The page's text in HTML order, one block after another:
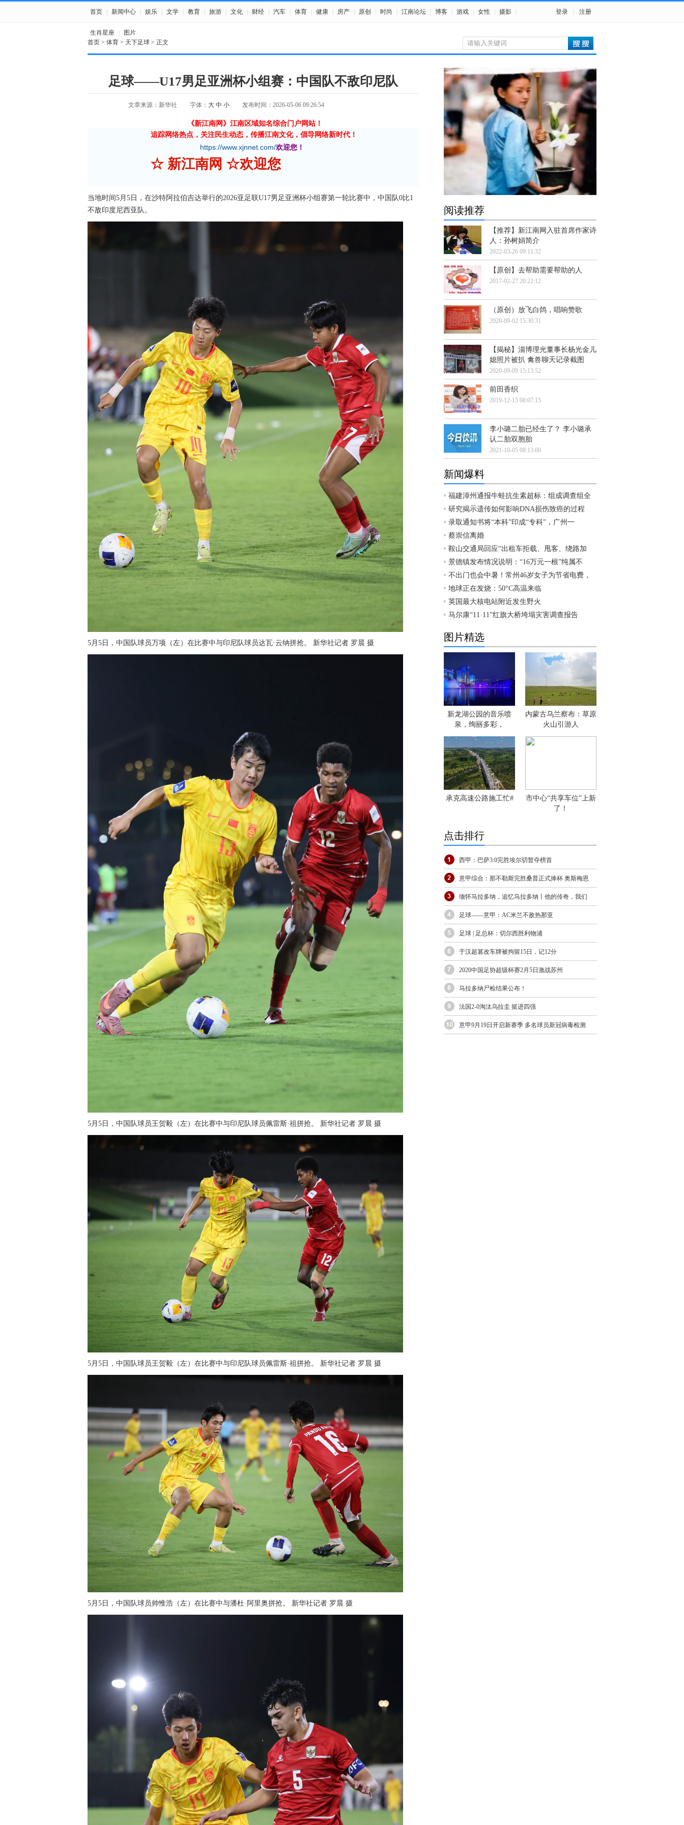
首页 新闻中心 娱乐 文学 教育 旅游 文化 财经 汽车 体育 健康 房产 原创 时尚 江南论坛 博客 游戏 女性 摄影
生肖星座 图片
登录 注册
首页 > 体育 > 天下足球 > 正文
足球——U17男足亚洲杯小组赛：中国队不敌印尼队
文章来源：新华社 字体： 大 中 小 发布时间：2026-05-06 09:26:54
《新江南网》江南区域知名综合门户网站！
追踪网络热点，关注民生动态，传播江南文化，倡导网络新时代！
https://www.xjnnet.com/欢迎您！
☆ 新江南网 ☆欢迎您
当地时间5月5日，在沙特阿拉伯吉达举行的2026亚足联U17男足亚洲杯小组赛第一轮比赛中，中国队0比1
不敌印度尼西亚队。
5月5日，中国队球员万项（左）在比赛中与印尼队球员达瓦·云纳拼抢。 新华社记者 罗晨 摄
5月5日，中国队球员王贺毅（左）在比赛中与印尼队球员佩雷斯·祖拼抢。 新华社记者 罗晨 摄
5月5日，中国队球员王贺毅（左）在比赛中与印尼队球员佩雷斯·祖拼抢。 新华社记者 罗晨 摄
5月5日，中国队球员帅惟浩（左）在比赛中与潘杜·阿里奥拼抢。 新华社记者 罗晨 摄
阅读推荐
【推荐】新江南网入驻首席作家诗
人：孙树娟简介
2022-03-26 09:11:32
【原创】去帮助需要帮助的人
2017-02-27 20:22:12
（原创）放飞白鸽，唱响赞歌
2020-09-02 15:30:31
【揭秘】淄博理光董事长杨光金儿
媳照片被扒 禽兽聊天记录截图
2020-09-09 15:13:52
前田香织
2019-12-15 08:07:15
李小璐二胎已经生了？ 李小璐承
认二胎双胞胎
2021-10-05 08:13:00
新闻爆料
福建漳州通报牛蛙抗生素超标：组成调查组全
研究揭示遗传如何影响DNA损伤致癌的过程
录取通知书将“本科”印成“专科”，广州一
蔡崇信离婚
鞍山交通局回应“出租车拒载、甩客、绕路加
景德镇发布情况说明：“16万元一根”纯属不
不出门也会中暑！常州46岁女子为节省电费，
地球正在发烧：50°C高温来临
英国最大核电站附近发生野火
马尔康“11·11”红旗大桥垮塌灾害调查报告
图片精选
新龙湖公园的音乐喷
泉，绚丽多彩，
内蒙古乌兰察布：草原
火山引游人
承克高速公路施工忙#
市中心“共享车位”上新
了！
点击排行
西甲：巴萨3:0完胜埃尔切暂夺榜首
意甲综合：那不勒斯完胜桑普正式捧杯 奥斯梅恩
缅怀马拉多纳，追忆马拉多纳丨他的传奇，我们
足球——意甲：AC米兰不敌热那亚
足球 | 足总杯：切尔西胜利物浦
于汉超篡改车牌被拘留15日，记12分
2020中国足协超级杯赛2月5日激战苏州
马拉多纳尸检结果公布！
法国2-0淘汰乌拉圭 挺进四强
意甲9月19日开启新赛季 多名球员新冠病毒检测